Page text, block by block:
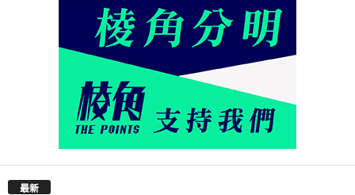
最新